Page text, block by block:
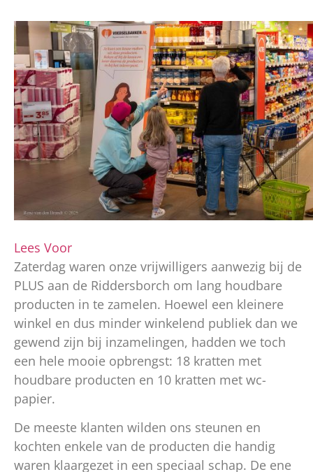
Lees Voor
Zaterdag waren onze vrijwilligers aanwezig bij de
PLUS aan de Riddersborch om lang houdbare
producten in te zamelen. Hoewel een kleinere
winkel en dus minder winkelend publiek dan we
gewend zijn bij inzamelingen, hadden we toch
een hele mooie opbrengst: 18 kratten met
houdbare producten en 10 kratten met wc-
papier.
De meeste klanten wilden ons steunen en
kochten enkele van de producten die handig
waren klaargezet in een speciaal schap. De ene